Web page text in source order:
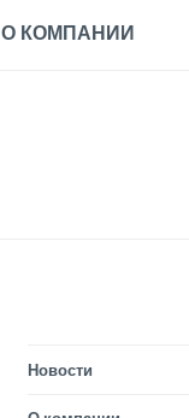
О КОМПАНИИ
Новости